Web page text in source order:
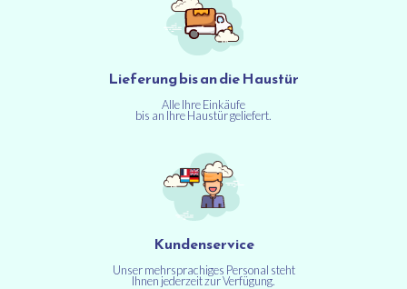
Lieferung bis an die Haustür
Alle Ihre Einkäufe
bis an Ihre Haustür geliefert.
Kundenservice
Unser mehrsprachiges Personal steht
Ihnen jederzeit zur Verfügung.